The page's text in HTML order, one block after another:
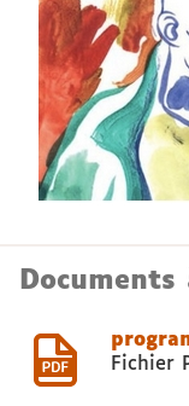
Fichier